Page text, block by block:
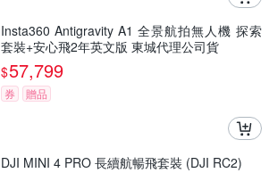
Insta360 Antigravity A1 全景航拍無人機 探索
套裝+安心飛2年英文版 東城代理公司貨
$57,799
券 贈品
DJI MINI 4 PRO 長續航暢飛套裝 (DJI RC2)